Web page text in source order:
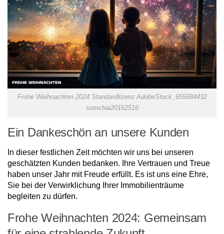
Frohe Weihnachten 2024 Standardlizenz AdobeStock_655684432
somchai20162516
Ein Dankeschön an unsere Kunden
In dieser festlichen Zeit möchten wir uns bei unseren
geschätzten Kunden bedanken. Ihre Vertrauen und Treue
haben unser Jahr mit Freude erfüllt. Es ist uns eine Ehre,
Sie bei der Verwirklichung Ihrer Immobilienträume
begleiten zu dürfen.
Frohe Weihnachten 2024: Gemeinsam